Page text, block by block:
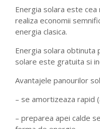
Energia solara este
realiza economii
energia clasica.
Energia solara obtinuta
solare este gratuita si
Avantajele panourilor
– se amortizeaza rapid
– preparea apei calde